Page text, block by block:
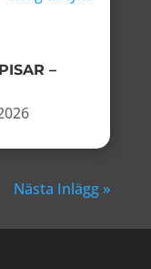
–
Nästa Inlägg »